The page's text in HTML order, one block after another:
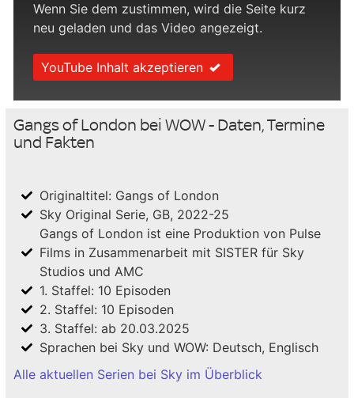
Wenn Sie dem zustimmen, wird die Seite kurz
neu geladen und das Video angezeigt.
YouTube Inhalt akzeptieren
Gangs of London bei WOW - Daten, Termine
und Fakten
Originaltitel: Gangs of London
Sky Original Serie, GB, 2022-25
Gangs of London ist eine Produktion von Pulse
Films in Zusammenarbeit mit SISTER für Sky
Studios und AMC
1. Staffel: 10 Episoden
2. Staffel: 10 Episoden
3. Staffel: ab 20.03.2025
Sprachen bei Sky und WOW: Deutsch, Englisch
Alle aktuellen Serien bei Sky im Überblick